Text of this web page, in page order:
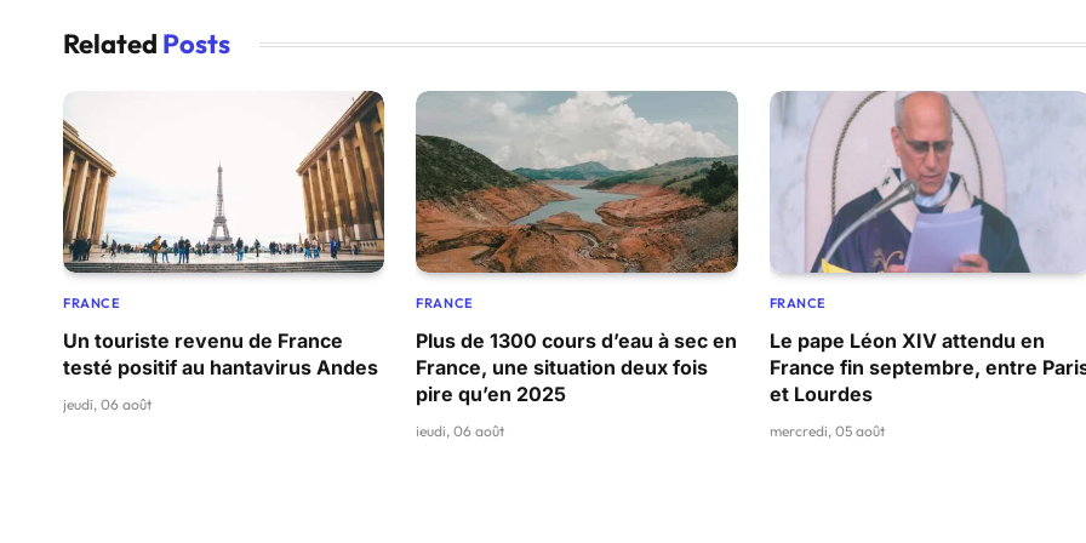
Related Posts
FRANCE
Un touriste revenu de France
testé positif au hantavirus Andes
jeudi, 06 août
FRANCE
Plus de 1300 cours d’eau à sec en
France, une situation deux fois
pire qu’en 2025
jeudi, 06 août
FRANCE
Le pape Léon XIV attendu en
France fin septembre, entre
et Lourdes
mercredi, 05 août